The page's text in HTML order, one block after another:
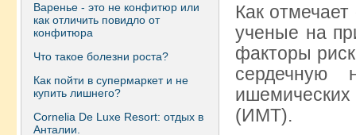
Варенье - это не конфитюр или
как отличить повидло от
конфитюра
Что такое болезни роста?
Как пойти в супермаркет и не
купить лишнего?
Сornelia De Luxe Resort: отдых в
Анталии.
Как
ученые на
факторы
сердечную
(ИМТ).